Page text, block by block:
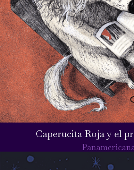
Caperucita Roja y el